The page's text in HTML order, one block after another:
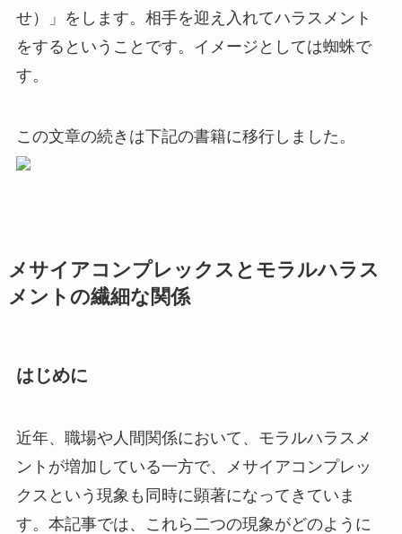
せ）」をします。相手を迎え入れてハラスメント
をするということです。イメージとしては蜘蛛で
す。
この文章の続きは下記の書籍に移行しました。
メサイアコンプレックスとモラルハラス
メントの繊細な関係
はじめに
近年、職場や人間関係において、モラルハラスメ
ントが増加している一方で、メサイアコンプレッ
クスという現象も同時に顕著になってきていま
す。本記事では、これら二つの現象がどのように